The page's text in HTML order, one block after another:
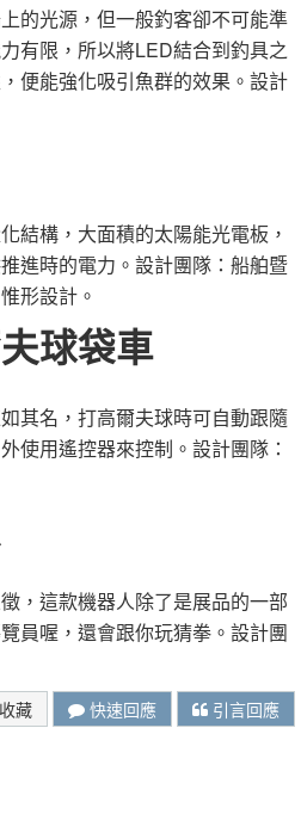
的光源，但一般釣客卻不可能準
有限，所以將LED結合到釣具之
便能強化吸引魚群的效果。設計
結構，大面積的太陽能光電板，
進時的電力。設計團隊：船舶暨
形設計。
球袋車
其名，打高爾夫球時可自動跟隨
使用遙控器來控制。設計團隊：
，這款機器人除了是展品的一部
員喔，還會跟你玩猜拳。設計團
收藏 快速回應 引言回應